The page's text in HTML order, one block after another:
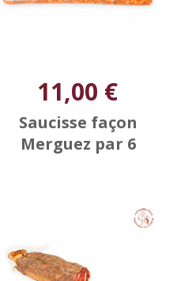
11,00 €
Saucisse façon
Merguez par 6